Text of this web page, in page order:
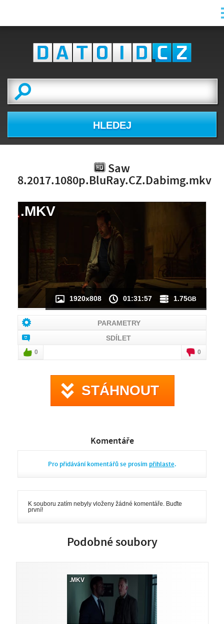
HLEDEJ
Saw
8.2017.1080p.BluRay.CZ.Dabimg.mkv
NÁHLED VIDEA
NENÍ K DISPOZICI
1920x808 01:31:57 1.75GB
.MKV
PARAMETRY
SDÍLET
0 0
STÁHNOUT
Komentáře
Pro přidávání komentářů se prosím přihlaste.
K souboru zatím nebyly vloženy žádné komentáře. Buďte
první!
Podobné soubory
.MKV